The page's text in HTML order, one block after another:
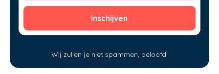
Wij zullen je niet spammen, beloofd!